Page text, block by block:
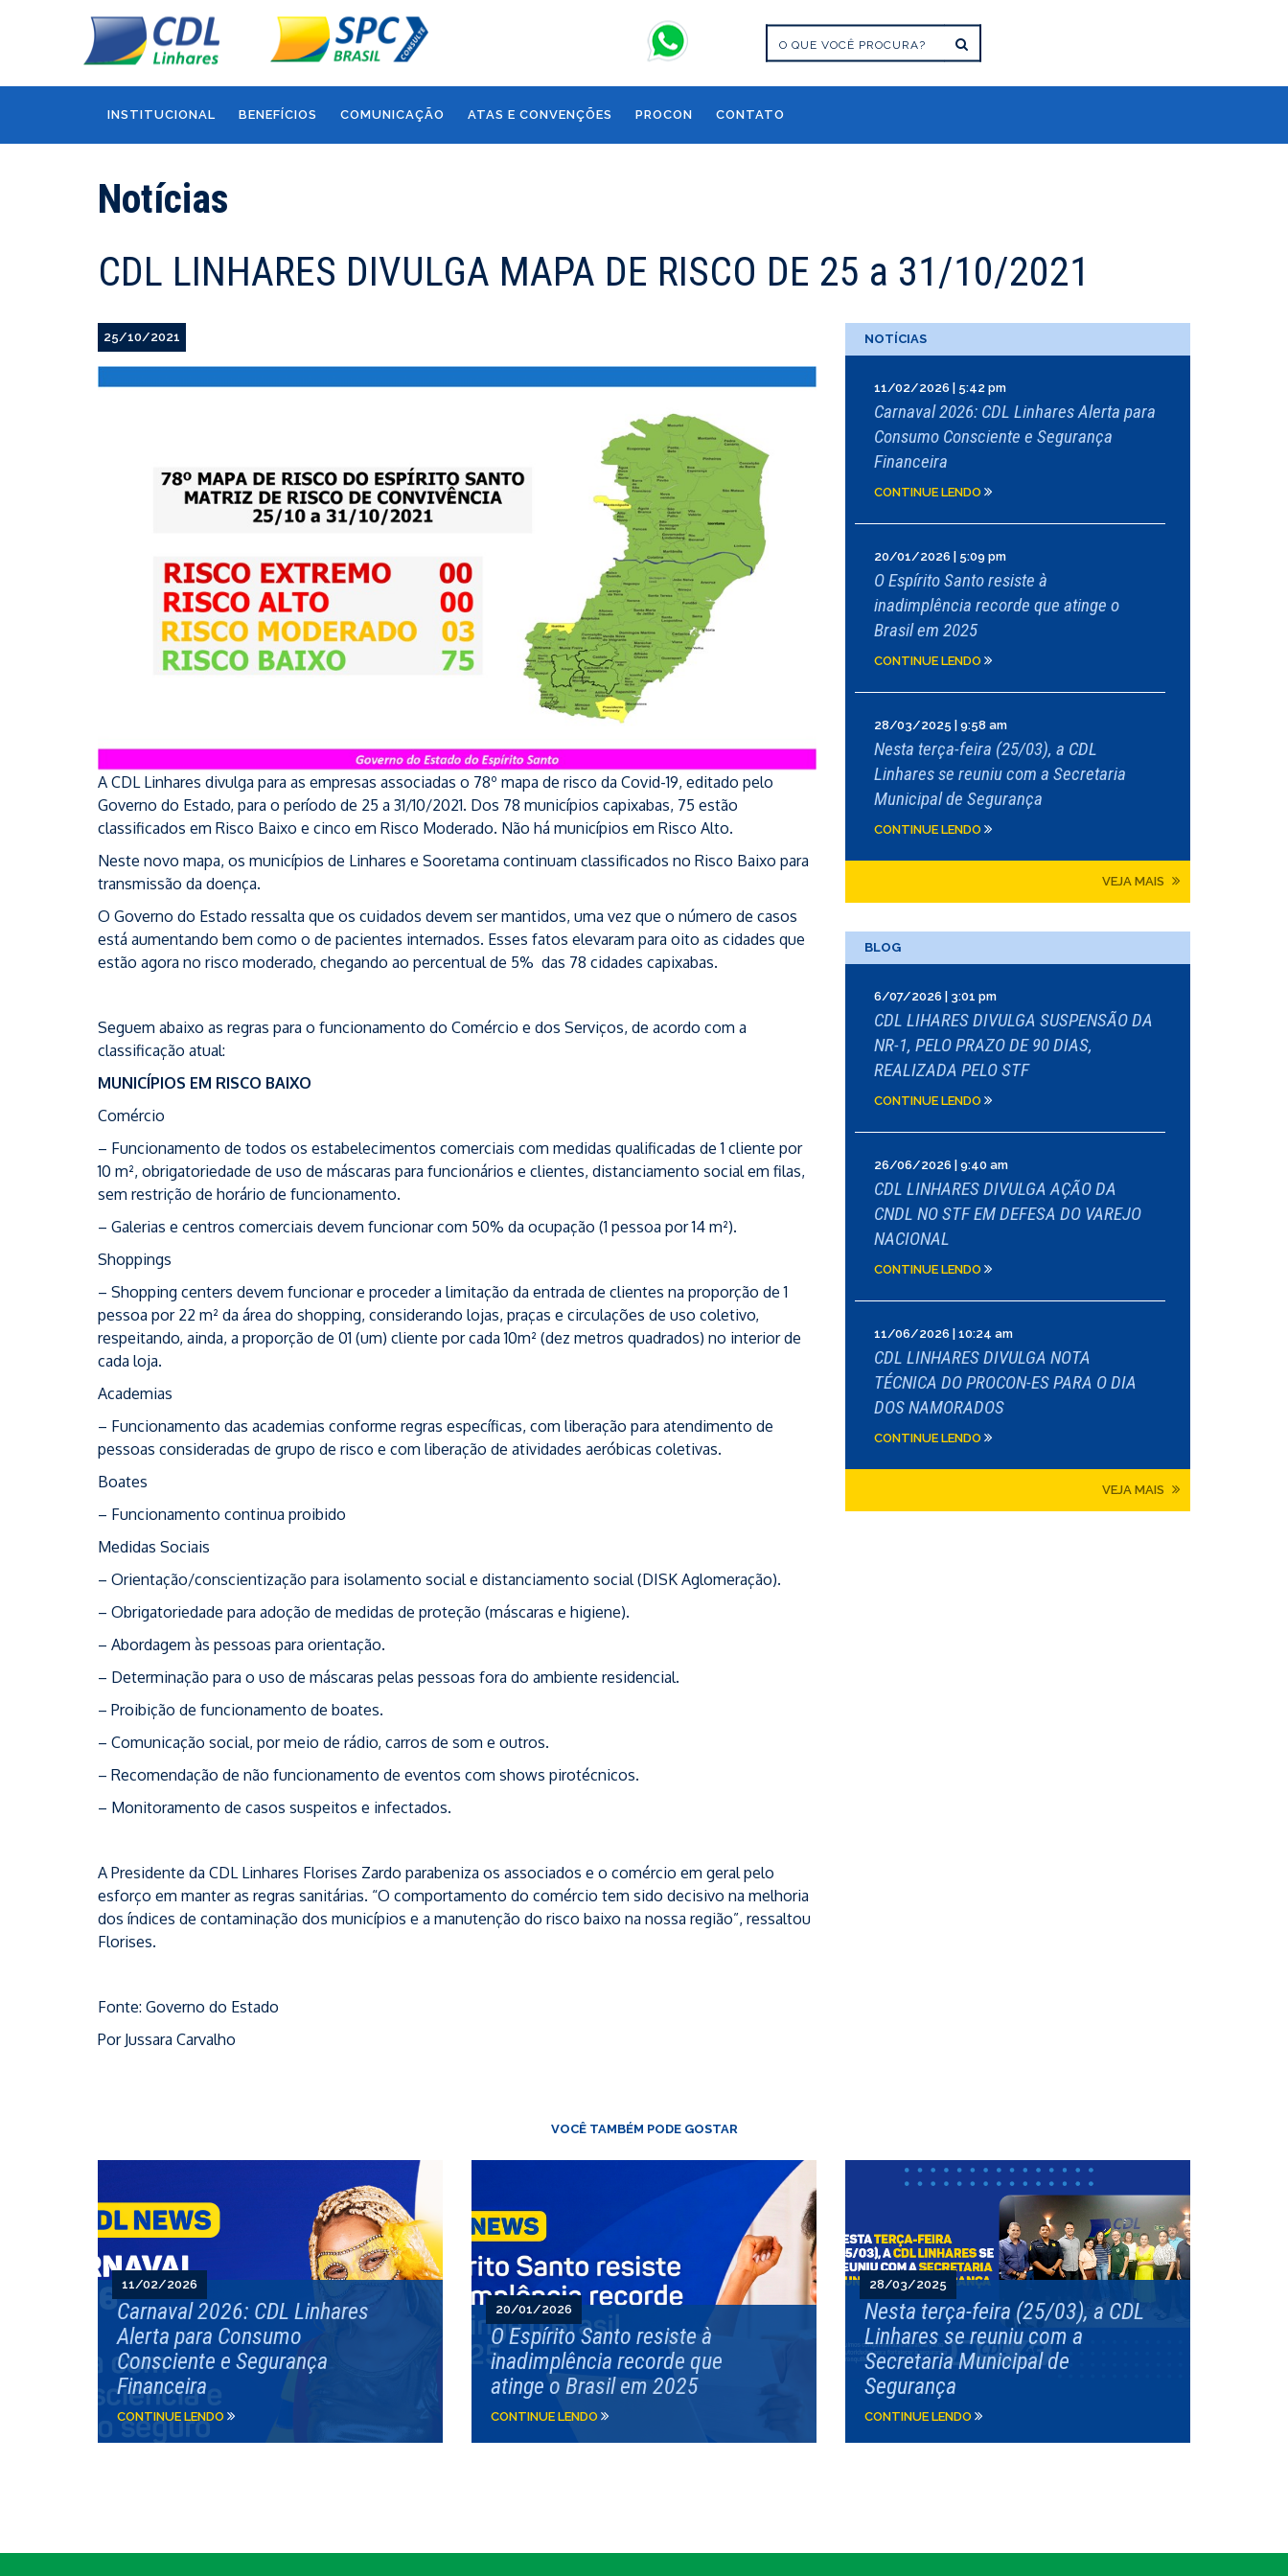
INSTITUCIONAL BENEFÍCIOS COMUNICAÇÃO ATAS E CONVENÇÕES PROCON CONTATO
Notícias
CDL LINHARES DIVULGA MAPA DE RISCO DE 25 a 31/10/2021
25/10/2021
A CDL Linhares divulga para as empresas associadas o 78º mapa de risco da Covid-19, editado pelo
Governo do Estado, para o período de 25 a 31/10/2021. Dos 78 municípios capixabas, 75 estão
classificados em Risco Baixo e cinco em Risco Moderado. Não há municípios em Risco Alto.
Neste novo mapa, os municípios de Linhares e Sooretama continuam classificados no Risco Baixo para
transmissão da doença.
O Governo do Estado ressalta que os cuidados devem ser mantidos, uma vez que o número de casos
está aumentando bem como o de pacientes internados. Esses fatos elevaram para oito as cidades que
estão agora no risco moderado, chegando ao percentual de 5% das 78 cidades capixabas.
Seguem abaixo as regras para o funcionamento do Comércio e dos Serviços, de acordo com a
classificação atual:
MUNICÍPIOS EM RISCO BAIXO
Comércio
– Funcionamento de todos os estabelecimentos comerciais com medidas qualificadas de 1 cliente por
10 m², obrigatoriedade de uso de máscaras para funcionários e clientes, distanciamento social em filas,
sem restrição de horário de funcionamento.
– Galerias e centros comerciais devem funcionar com 50% da ocupação (1 pessoa por 14 m²).
Shoppings
– Shopping centers devem funcionar e proceder a limitação da entrada de clientes na proporção de 1
pessoa por 22 m² da área do shopping, considerando lojas, praças e circulações de uso coletivo,
respeitando, ainda, a proporção de 01 (um) cliente por cada 10m² (dez metros quadrados) no interior de
cada loja.
Academias
– Funcionamento das academias conforme regras específicas, com liberação para atendimento de
pessoas consideradas de grupo de risco e com liberação de atividades aeróbicas coletivas.
Boates
– Funcionamento continua proibido
Medidas Sociais
– Orientação/conscientização para isolamento social e distanciamento social (DISK Aglomeração).
– Obrigatoriedade para adoção de medidas de proteção (máscaras e higiene).
– Abordagem às pessoas para orientação.
– Determinação para o uso de máscaras pelas pessoas fora do ambiente residencial.
– Proibição de funcionamento de boates.
– Comunicação social, por meio de rádio, carros de som e outros.
– Recomendação de não funcionamento de eventos com shows pirotécnicos.
– Monitoramento de casos suspeitos e infectados.
A Presidente da CDL Linhares Florises Zardo parabeniza os associados e o comércio em geral pelo
esforço em manter as regras sanitárias. “O comportamento do comércio tem sido decisivo na melhoria
dos índices de contaminação dos municípios e a manutenção do risco baixo na nossa região”, ressaltou
Florises.
Fonte: Governo do Estado
Por Jussara Carvalho
NOTÍCIAS
11/02/2026 | 5:42 pm
Carnaval 2026: CDL Linhares Alerta para
Consumo Consciente e Segurança
Financeira
CONTINUE LENDO
20/01/2026 | 5:09 pm
O Espírito Santo resiste à
inadimplência recorde que atinge o
Brasil em 2025
CONTINUE LENDO
28/03/2025 | 9:58 am
Nesta terça-feira (25/03), a CDL
Linhares se reuniu com a Secretaria
Municipal de Segurança
CONTINUE LENDO
VEJA MAIS
BLOG
6/07/2026 | 3:01 pm
CDL LIHARES DIVULGA SUSPENSÃO DA
NR-1, PELO PRAZO DE 90 DIAS,
REALIZADA PELO STF
CONTINUE LENDO
26/06/2026 | 9:40 am
CDL LINHARES DIVULGA AÇÃO DA
CNDL NO STF EM DEFESA DO VAREJO
NACIONAL
CONTINUE LENDO
11/06/2026 | 10:24 am
CDL LINHARES DIVULGA NOTA
TÉCNICA DO PROCON-ES PARA O DIA
DOS NAMORADOS
CONTINUE LENDO
VEJA MAIS
VOCÊ TAMBÉM PODE GOSTAR
11/02/2026
Carnaval 2026: CDL Linhares
Alerta para Consumo
Consciente e Segurança
Financeira
CONTINUE LENDO
20/01/2026
O Espírito Santo resiste à
inadimplência recorde que
atinge o Brasil em 2025
CONTINUE LENDO
28/03/2025
Nesta terça-feira (25/03), a CDL
Linhares se reuniu com a
Secretaria Municipal de
Segurança
CONTINUE LENDO